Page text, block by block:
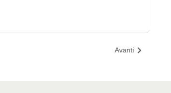
Avanti